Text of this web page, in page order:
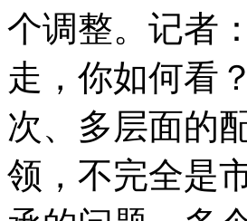
个调整。记者
走，你如何看
次、多层面的
领，不完全是